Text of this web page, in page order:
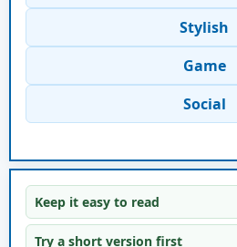
Stylish
Game
Social
Keep it easy to read
Try a short version first